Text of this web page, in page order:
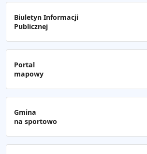
Biuletyn Informacji
Publicznej
Portal
mapowy
Gmina
na sportowo